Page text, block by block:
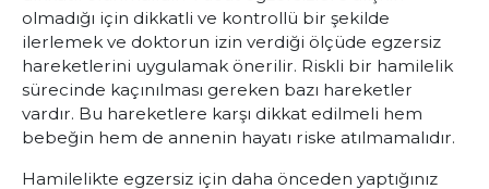
olmadığı için dikkatli ve kontrollü bir şekilde
ilerlemek ve doktorun izin verdiği ölçüde egzersiz
hareketlerini uygulamak önerilir. Riskli bir hamilelik
sürecinde kaçınılması gereken bazı hareketler
vardır. Bu hareketlere karşı dikkat edilmeli hem
bebeğin hem de annenin hayatı riske atılmamalıdır.
Hamilelikte egzersiz için daha önceden yaptığınız